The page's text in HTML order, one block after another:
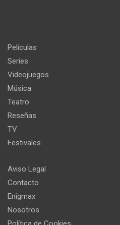
Películas
Series
Videojuegos
Música
Teatro
Reseñas
TV
Festivales
Aviso Legal
Contacto
Enigmax
Nosotros